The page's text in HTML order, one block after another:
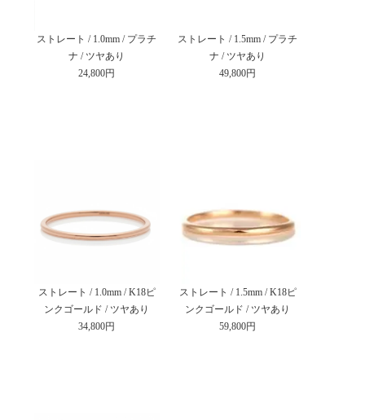
ストレート / 1.0mm / プラチ
ナ / ツヤあり
24,800円
ストレート / 1.5mm / プラチ
ナ / ツヤあり
49,800円
ストレート / 1.0mm / K18ピ
ンクゴールド / ツヤあり
34,800円
ストレート / 1.5mm / K18ピ
ンクゴールド / ツヤあり
59,800円